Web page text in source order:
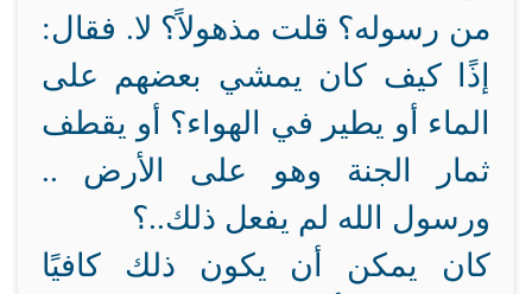
من رسوله؟ قلت مذهولاً؟ لا. فقال:
إذًا كيف كان يمشي بعضهم على
الماء أو يطير في الهواء؟ أو يقطف
ثمار الجنة وهو على الأرض ..
ورسول الله لم يفعل ذلك..؟
كان يمكن أن يكون ذلك كافيًا